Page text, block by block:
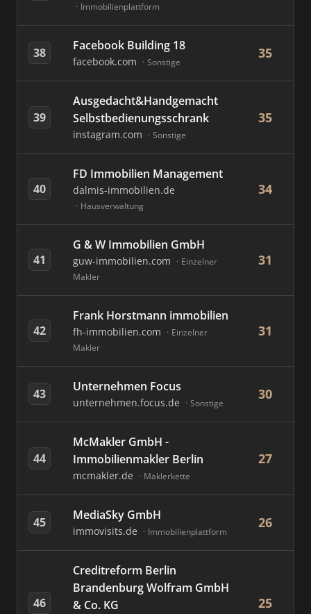
Immobilienplattform
38 Facebook Building 18
facebook.com Sonstige
35
39
Ausgedacht&Handgemacht
Selbstbedienungsschrank
instagram.com Sonstige
35
40
FD Immobilien Management
dalmis-immobilien.de
Hausverwaltung
34
41
G & W Immobilien GmbH
guw-immobilien.com
Einzelner
Makler
31
42
Frank Horstmann immobilien
fh-immobilien.com
Einzelner
Makler
31
43 Unternehmen Focus
unternehmen.focus.de Sonstige
30
44
McMakler GmbH -
Immobilienmakler Berlin
mcmakler.de Maklerkette
27
45 MediaSky GmbH
immovisits.de Immobilienplattform
26
46
Creditreform Berlin
Brandenburg Wolfram GmbH
& Co. KG
25